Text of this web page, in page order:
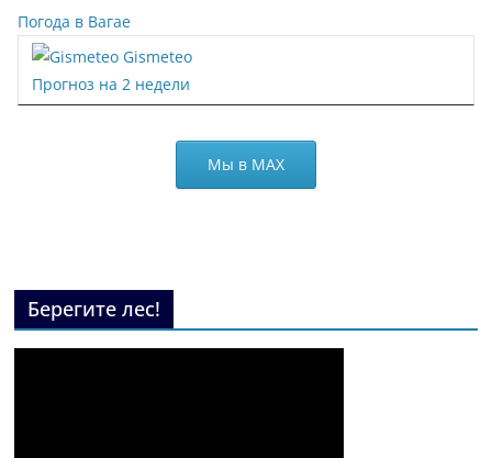
Погода в Вагае
Gismeteo
Прогноз на 2 недели
Мы в МАХ
Берегите лес!